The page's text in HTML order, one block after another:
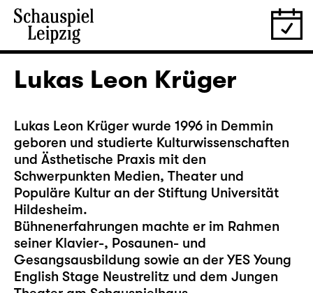
Lukas Leon Krüger
Lukas Leon Krüger wurde 1996 in Demmin
geboren und studierte Kulturwissenschaften
und Ästhetische Praxis mit den
Schwerpunkten Medien, Theater und
Populäre Kultur an der Stiftung Universität
Hildesheim.
Bühnenerfahrungen machte er im Rahmen
seiner Klavier-, Posaunen- und
Gesangsausbildung sowie an der YES Young
English Stage Neustrelitz und dem Jungen